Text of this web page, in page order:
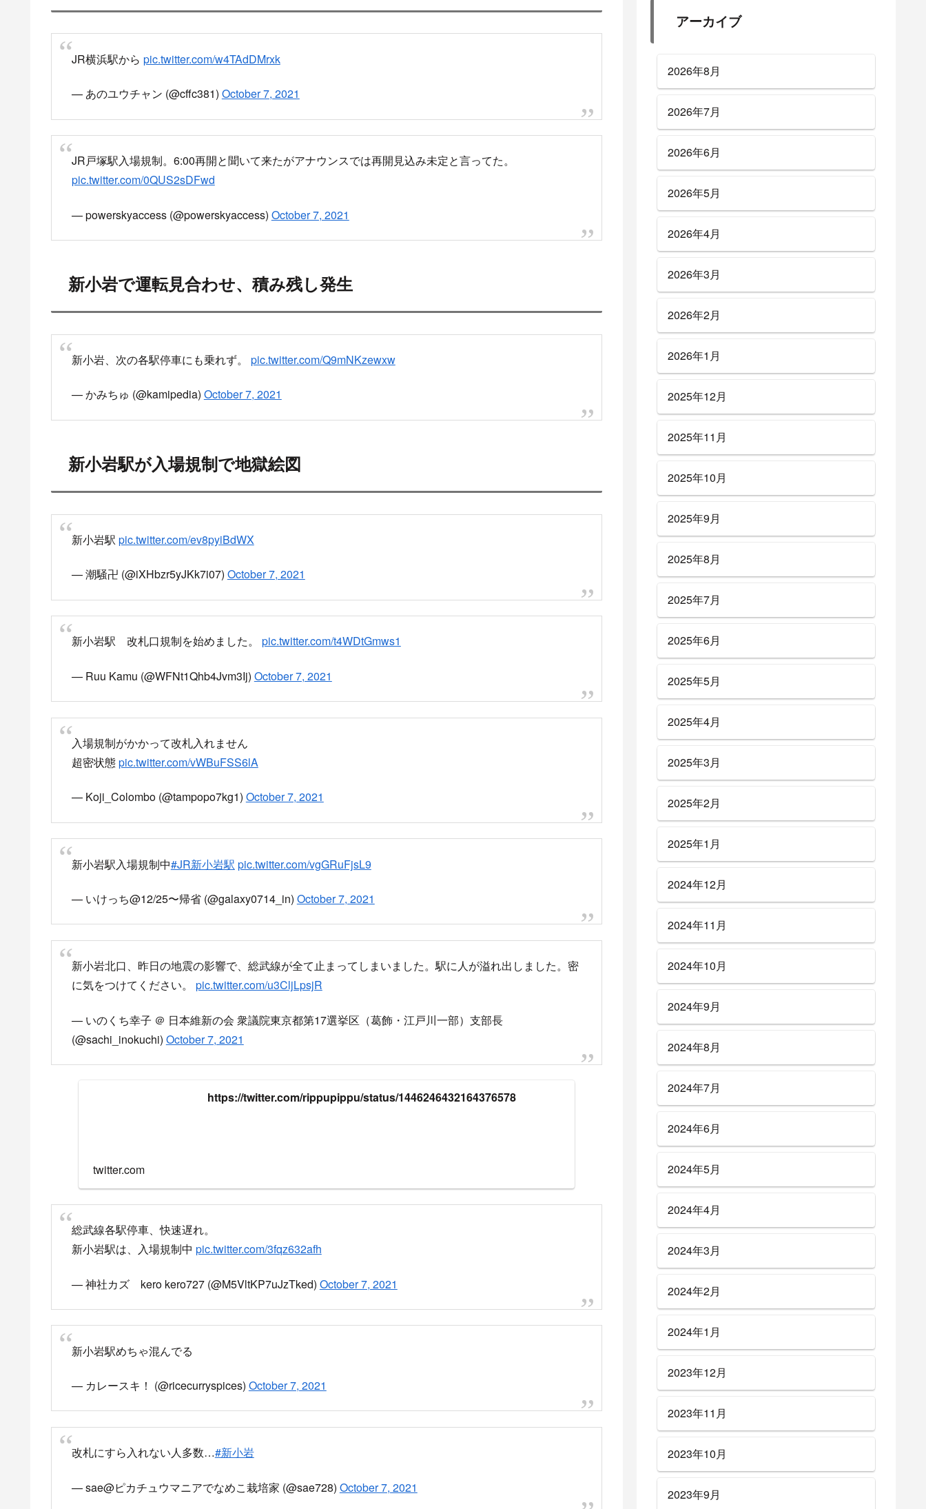
JR横浜駅から pic.twitter.com/w4TAdDMrxk
— あのユウチャン (@cffc381) October 7, 2021
JR戸塚駅入場規制。6:00再開と聞いて来たがアナウンスでは再開見込み未定と言ってた。
pic.twitter.com/0QUS2sDFwd
— powerskyaccess (@powerskyaccess) October 7, 2021
新小岩で運転見合わせ、積み残し発生
新小岩、次の各駅停車にも乗れず。 pic.twitter.com/Q9mNKzewxw
— かみちゅ (@kamipedia) October 7, 2021
新小岩駅が入場規制で地獄絵図
新小岩駅 pic.twitter.com/ev8pyiBdWX
— 潮騒卍 (@iXHbzr5yJKk7i07) October 7, 2021
新小岩駅 改札口規制を始めました。 pic.twitter.com/t4WDtGmws1
— Ruu Kamu (@WFNt1Qhb4Jvm3Ij) October 7, 2021
入場規制がかかって改札入れません
超密状態pic.twitter.com/vWBuFSS6lA
— Koji_Colombo (@tampopo7kg1) October 7, 2021
新小岩駅入場規制中#JR新小岩駅 pic.twitter.com/vgGRuFjsL9
— いけっち@12/25〜帰省 (@galaxy0714_in) October 7, 2021
新小岩北口、昨日の地震の影響で、総武線が全て止まってしまいました。駅に人が溢れ出しました。密
に気をつけてください。 pic.twitter.com/u3CljLpsjR
— いのくち幸子 ＠ 日本維新の会 衆議院東京都第17選挙区（葛飾・江戸川一部）支部長
(@sachi_inokuchi) October 7, 2021
https://twitter.com/rippupippu/status/1446246432164376578
twitter.com
総武線各駅停車、快速遅れ。
新小岩駅は、入場規制中 pic.twitter.com/3fqz632afh
— 神社カズ kero kero727 (@M5VltKP7uJzTked) October 7, 2021
新小岩駅めちゃ混んでる
— カレースキ！ (@ricecurryspices) October 7, 2021
改札にすら入れない人多数…#新小岩
— sae@ピカチュウマニアでなめこ栽培家 (@sae728) October 7, 2021
アーカイブ
2026年8月
2026年7月
2026年6月
2026年5月
2026年4月
2026年3月
2026年2月
2026年1月
2025年12月
2025年11月
2025年10月
2025年9月
2025年8月
2025年7月
2025年6月
2025年5月
2025年4月
2025年3月
2025年2月
2025年1月
2024年12月
2024年11月
2024年10月
2024年9月
2024年8月
2024年7月
2024年6月
2024年5月
2024年4月
2024年3月
2024年2月
2024年1月
2023年12月
2023年11月
2023年10月
2023年9月